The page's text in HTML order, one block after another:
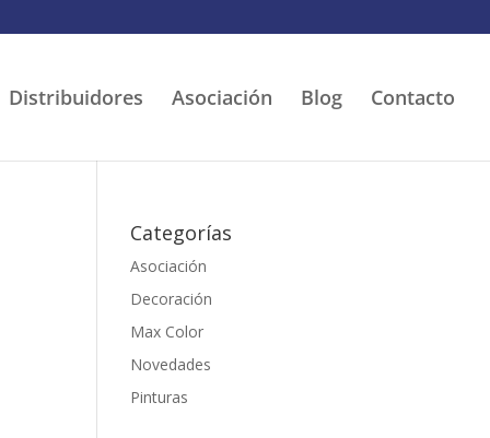
Distribuidores Asociación Blog Contacto
Categorías
Asociación
Decoración
Max Color
Novedades
Pinturas